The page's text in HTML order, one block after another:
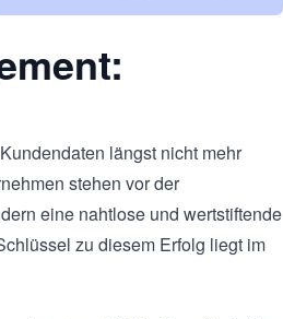
längst nicht mehr
stehen vor der
eine nahtlose und wertstiftende
zu diesem Erfolg liegt im